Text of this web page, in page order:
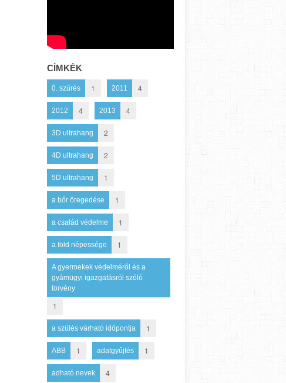
CÍMKÉK
0. szűrés 1 2011 4
2012 4 2013 4
3D ultrahang 2
4D ultrahang 2
5D ultrahang 1
a bőr öregedése 1
a család védelme 1
a föld népessége 1
A gyermekek védelméről és a
gyámügyi igazgatásról szóló
törvény
1
a szülés várható időpontja 1
ABB 1 adatgyűjtés 1
adható nevek 4